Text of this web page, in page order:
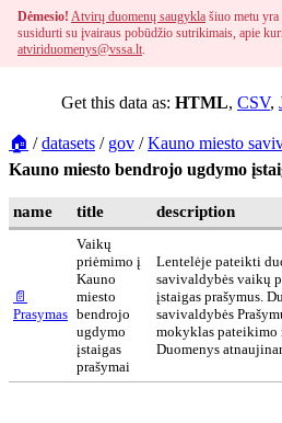
Dėmesio! Atvirų duomenų saugykla šiuo metu yra
susidurti su įvairaus pobūdžio sutrikimais, apie
atviriduomenys@vssa.lt.
Get this data as: HTML, CSV,
🏠 /datasets / gov /Kauno miesto
Kauno miesto bendrojo ugdymo
name title description
📄
Prasymas
Vaikų
priėmimo į
Kauno
miesto
bendrojo
ugdymo
įstaigas
prašymai
Lentelėje pateikti
savivaldybės vaikų
įstaigas prašymus.
savivaldybės
mokyklas pateikimo
Duomenys